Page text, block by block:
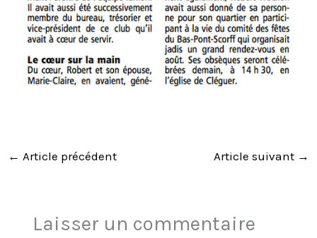
← Article précédent Article suivant →
Laisser un commentaire